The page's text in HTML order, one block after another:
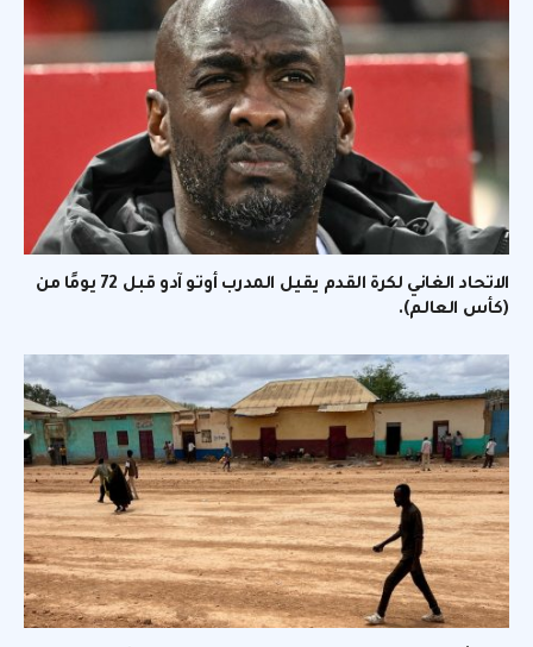
الاتحاد الغاني لكرة القدم يقيل المدرب أوتو آدو قبل 72 يومًا من
(كأس العالم).